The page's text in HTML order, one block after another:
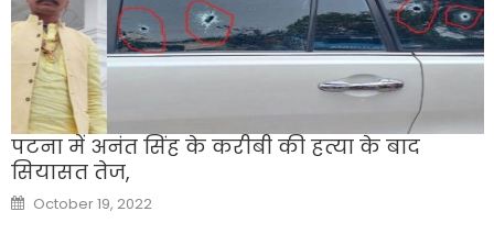
पटना में अनंत सिंह के करीबी की हत्या के बाद
सियासत तेज,
Posted
on
October 19, 2022